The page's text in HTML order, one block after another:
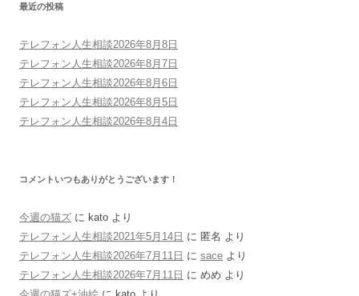
最近の投稿
テレフォン人生相談2026年8月8日
テレフォン人生相談2026年8月7日
テレフォン人生相談2026年8月6日
テレフォン人生相談2026年8月5日
テレフォン人生相談2026年8月4日
コメントいつもありがとうございます！
今週の猫ズ に kato より
テレフォン人生相談2021年5月14日 に 匿名 より
テレフォン人生相談2026年7月11日 に sace より
テレフォン人生相談2026年7月11日 に めめ より